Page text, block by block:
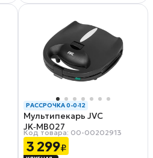
РАССРОЧКА 0-0-12
Мультипекарь JVC
JK‑MB027
Код товара: 00-00202913
3 299₽